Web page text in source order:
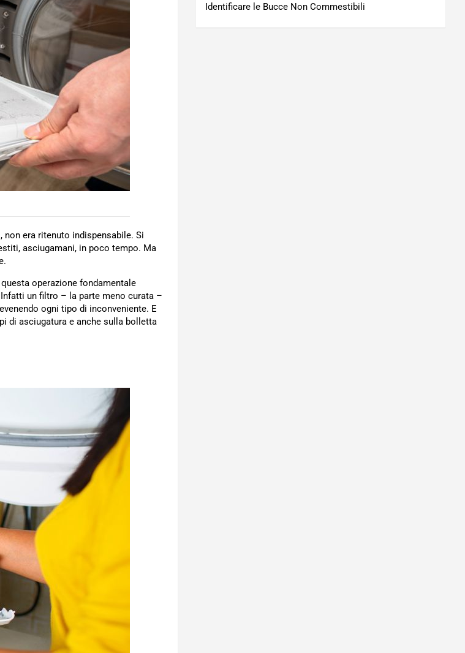
non era ritenuto indispensabile. Si
asciugamani, in poco tempo. Ma
operazione fondamentale
Infatti un filtro – la parte meno curata –
ogni tipo di inconveniente. E
di asciugatura e anche sulla bolletta
Identificare le Bucce Non Commestibili